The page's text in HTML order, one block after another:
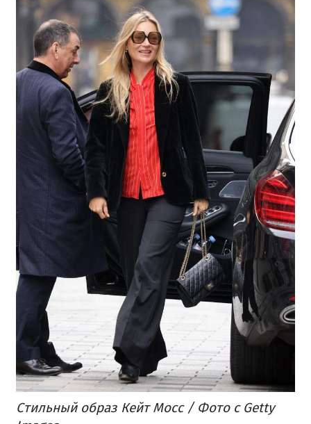
Стильный образ Кейт Мосс / Фото с Getty